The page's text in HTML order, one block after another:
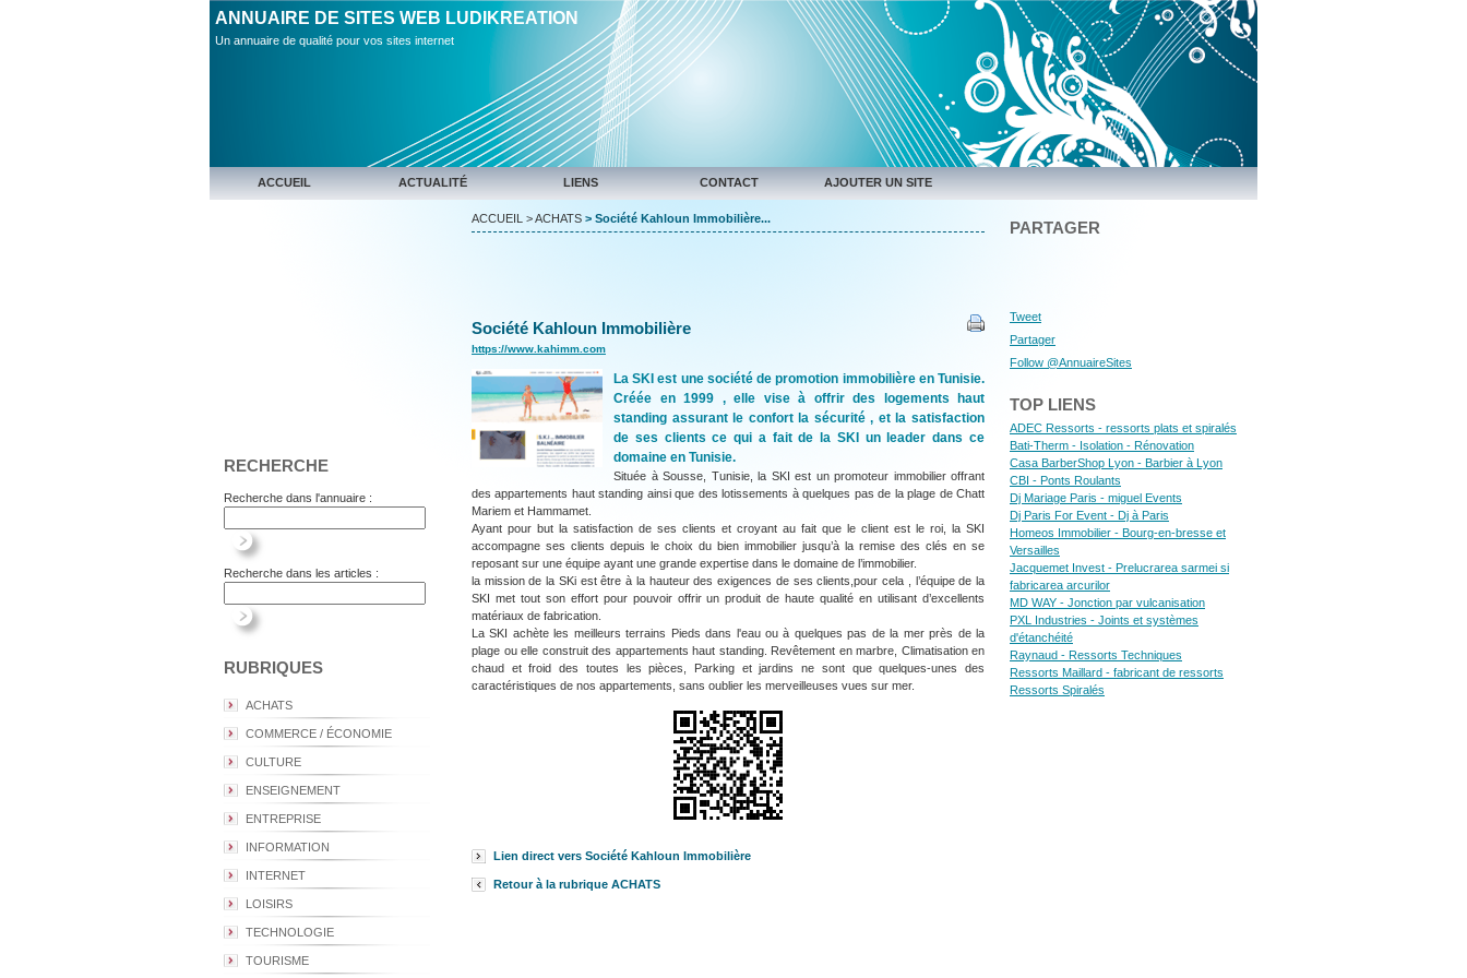
ANNUAIRE DE SITES WEB LUDIKREATION
Un annuaire de qualité pour vos sites internet
ACCUEIL ACTUALITÉ LIENS CONTACT AJOUTER UN SITE
RECHERCHE
Recherche dans l'annuaire :
Recherche dans les articles :
RUBRIQUES
ACHATS
COMMERCE / ÉCONOMIE
CULTURE
ENSEIGNEMENT
ENTREPRISE
INFORMATION
INTERNET
LOISIRS
TECHNOLOGIE
TOURISME
ACCUEIL >ACHATS > Société Kahloun Immobilière...
Société Kahloun Immobilière
https://www.kahimm.com
La SKI est une société de promotion immobilière en Tunisie.
Créée en 1999 , elle vise à offrir des logements haut
standing assurant le confort la sécurité , et la satisfaction
de ses clients ce qui a fait de la SKI un leader dans ce
domaine en Tunisie.
Située à Sousse, Tunisie, la SKI est un promoteur immobilier offrant
des appartements haut standing ainsi que des lotissements à quelques pas de la plage de Chatt
Mariem et Hammamet.
Ayant pour but la satisfaction de ses clients et croyant au fait que le client est le roi, la SKI
accompagne ses clients depuis le choix du bien immobilier jusqu’à la remise des clés en se
reposant sur une équipe ayant une grande expertise dans le domaine de l’immobilier.
la mission de la SKi est être à la hauteur des exigences de ses clients,pour cela , l’équipe de la
SKI met tout son effort pour pouvoir offrir un produit de haute qualité en utilisant d’excellents
matériaux de fabrication.
La SKI achète les meilleurs terrains Pieds dans l'eau ou à quelques pas de la mer près de la
plage ou elle construit des appartements haut standing. Revêtement en marbre, Climatisation en
chaud et froid des toutes les pièces, Parking et jardins ne sont que quelques-unes des
caractéristiques de nos appartements, sans oublier les merveilleuses vues sur mer.
Lien direct vers Société Kahloun Immobilière
Retour à la rubrique ACHATS
PARTAGER
Tweet
Partager
Follow @AnnuaireSites
TOP LIENS
ADEC Ressorts - ressorts plats et spiralés
Bati-Therm - Isolation - Rénovation
Casa BarberShop Lyon - Barbier à Lyon
CBI - Ponts Roulants
Dj Mariage Paris - miguel Events
Dj Paris For Event - Dj à Paris
Homeos Immobilier - Bourg-en-bresse et
Versailles
Jacquemet Invest - Prelucrarea sarmei si
fabricarea arcurilor
MD WAY - Jonction par vulcanisation
PXL Industries - Joints et systèmes
d'étanchéité
Raynaud - Ressorts Techniques
Ressorts Maillard - fabricant de ressorts
Ressorts Spiralés